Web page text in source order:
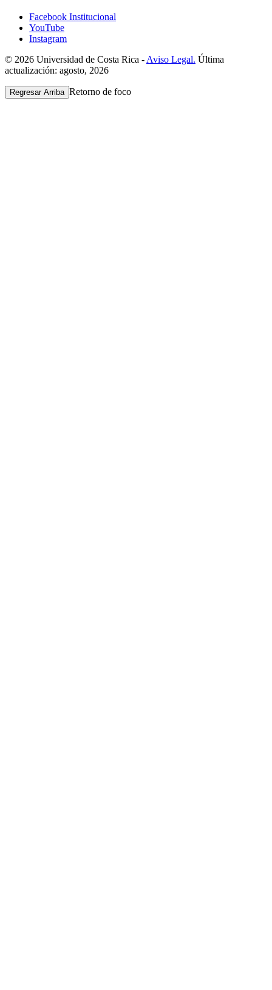
Facebook Institucional
YouTube
Instagram
© 2026 Universidad de Costa Rica - Aviso Legal. Última
actualización: agosto, 2026
Regresar Arriba Retorno de foco